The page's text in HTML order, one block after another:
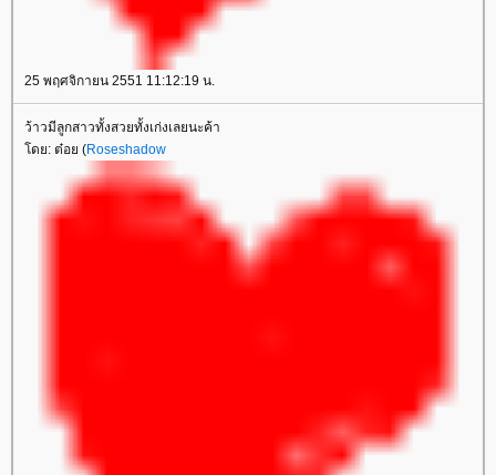
25 พฤศจิกายน 2551 11:12:19 น.
ว้าวมีลูกสาวทั้งสวยทั้งเก่งเลยนะค้า
โดย: ต๋อย (Roseshadow